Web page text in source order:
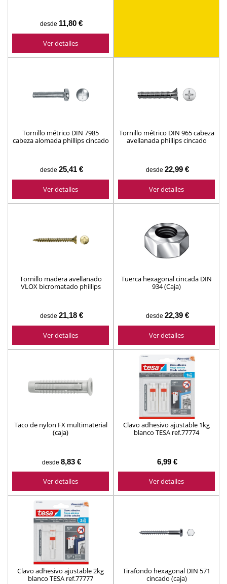
desde 11,80 €
Ver detalles
Tornillo métrico DIN 7985
cabeza alomada phillips cincado
desde 25,41 €
Ver detalles
Tornillo métrico DIN 965 cabeza
avellanada phillips cincado
desde 22,99 €
Ver detalles
Tornillo madera avellanado
VLOX bicromatado phillips
desde 21,18 €
Ver detalles
Tuerca hexagonal cincada DIN
934 (Caja)
desde 22,39 €
Ver detalles
Taco de nylon FX multimaterial
(caja)
desde 8,83 €
Ver detalles
Clavo adhesivo ajustable 1kg
blanco TESA ref.77774
6,99 €
Ver detalles
Clavo adhesivo ajustable 2kg
blanco TESA ref.77777
Tirafondo hexagonal DIN 571
cincado (caja)